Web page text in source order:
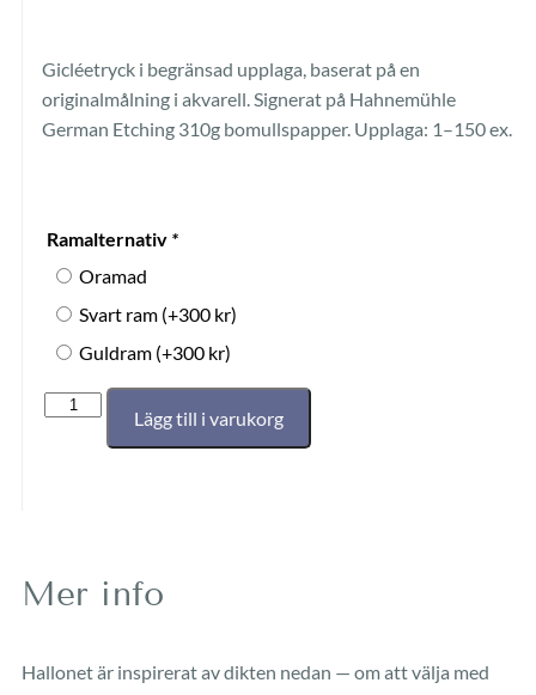
Gicléetryck i begränsad upplaga, baserat på en
originalmålning i akvarell. Signerat på Hahnemühle
German Etching 310g bomullspapper. Upplaga: 1–150 ex.
Ramalternativ *
Oramad
Svart ram (+300 kr)
Guldram (+300 kr)
Lägg till i varukorg
Mer info
Hallonet är inspirerat av dikten nedan — om att välja med